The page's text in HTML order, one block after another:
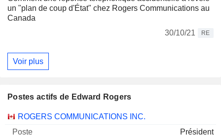
un "plan de coup d'État" chez Rogers Communications au
Canada
30/10/21
RE
Voir plus
Postes actifs de Edward Rogers
Sociétés Poste Début
ROGERS COMMUNICATIONS INC.
Président